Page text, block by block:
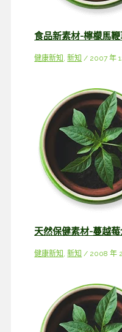
食品新素材-檸檬馬
健康新知 ,新知 / 2007 年
天然保健素材-蔓越
健康新知 ,新知 / 2008 年